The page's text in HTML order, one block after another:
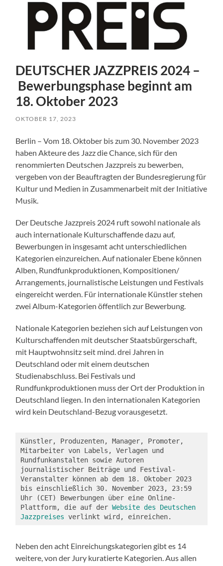
DEUTSCHER JAZZPREIS 2024 –
Bewerbungsphase beginnt am
18. Oktober 2023
OKTOBER 17, 2023
Berlin – Vom 18. Oktober bis zum 30. November 2023
haben Akteure des Jazz die Chance, sich für den
renommierten Deutschen Jazzpreis zu bewerben,
vergeben von der Beauftragten der Bundesregierung für
Kultur und Medien in Zusammenarbeit mit der Initiative
Musik.
Der Deutsche Jazzpreis 2024 ruft sowohl nationale als
auch internationale Kulturschaffende dazu auf,
Bewerbungen in insgesamt acht unterschiedlichen
Kategorien einzureichen. Auf nationaler Ebene können
Alben, Rundfunkproduktionen, Kompositionen/
Arrangements, journalistische Leistungen und Festivals
eingereicht werden. Für internationale Künstler stehen
zwei Album-Kategorien öffentlich zur Bewerbung.
Nationale Kategorien beziehen sich auf Leistungen von
Kulturschaffenden mit deutscher Staatsbürgerschaft,
mit Hauptwohnsitz seit mind. drei Jahren in
Deutschland oder mit einem deutschen
Studienabschluss. Bei Festivals und
Rundfunkproduktionen muss der Ort der Produktion in
Deutschland liegen. In den internationalen Kategorien
wird kein Deutschland-Bezug vorausgesetzt.
Künstler, Produzenten, Manager, Promoter,
Mitarbeiter von Labels, Verlagen und
Rundfunkanstalten sowie Autoren
journalistischer Beiträge und Festival-
Veranstalter können ab dem 18. Oktober 2023
bis einschließlich 30. November 2023, 23:59
Uhr (CET) Bewerbungen über eine Online-
Plattform, die auf der Website des Deutschen
Jazzpreises verlinkt wird, einreichen.
Neben den acht Einreichungskategorien gibt es 14
weitere, von der Jury kuratierte Kategorien. Aus allen